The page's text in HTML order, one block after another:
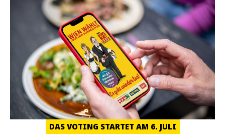
DAS VOTING STARTET AM 6. JULI